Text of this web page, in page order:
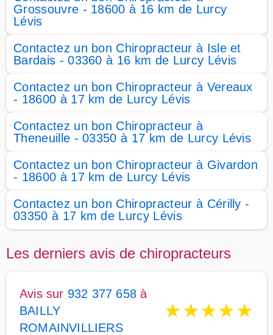
Grossouvre - 18600 à 16 km de Lurcy
Lévis
Contactez un bon Chiropracteur à Isle et
Bardais - 03360 à 16 km de Lurcy Lévis
Contactez un bon Chiropracteur à Vereaux
- 18600 à 17 km de Lurcy Lévis
Contactez un bon Chiropracteur à
Theneuille - 03350 à 17 km de Lurcy Lévis
Contactez un bon Chiropracteur à Givardon
- 18600 à 17 km de Lurcy Lévis
Contactez un bon Chiropracteur à Cérilly -
03350 à 17 km de Lurcy Lévis
Les derniers avis de chiropracteurs
Avis sur 932 377 658 à
BAILLY
ROMAINVILLIERS
★★★★★